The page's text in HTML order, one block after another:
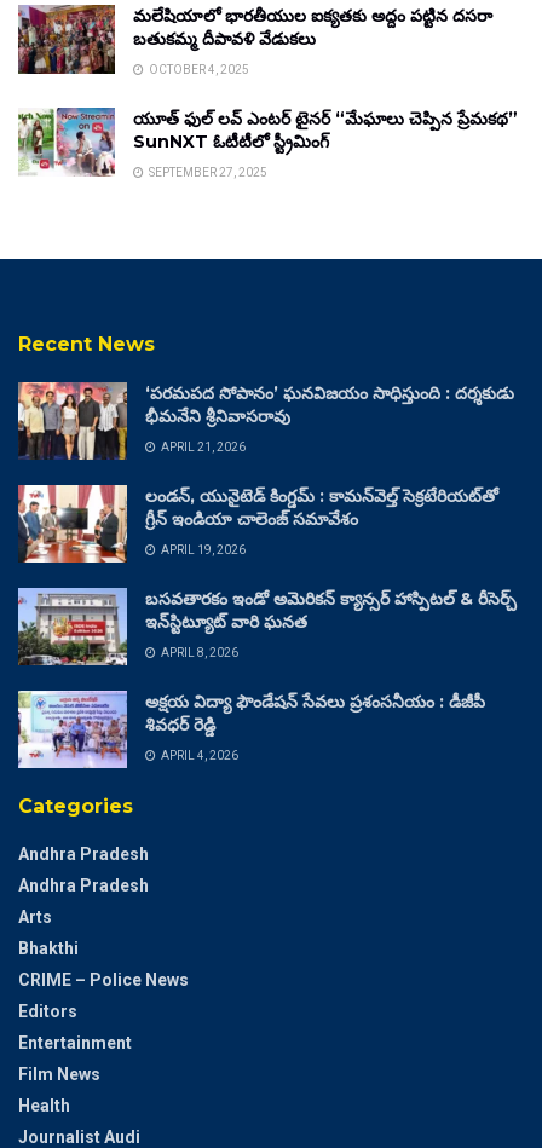
మలేషియాలో భారతీయుల ఐక్యతకు అద్దం పట్టిన దసరా
బతుకమ్మ దీపావళి వేడుకలు
OCTOBER 4, 2025
యూత్ ఫుల్ లవ్ ఎంటర్ టైనర్ “మేఘాలు చెప్పిన ప్రేమకథ”
SunNXT ఓటీటీలో స్ట్రీమింగ్
SEPTEMBER 27, 2025
Recent News
‘పరమపద సోపానం’ ఘనవిజయం సాధిస్తుంది : దర్శకుడు
భీమనేని శ్రీనివాసరావు
APRIL 21, 2026
లండన్, యునైటెడ్ కింగ్డమ్ : కామన్‌వెల్త్ సెక్రటేరియట్‌తో
గ్రీన్ ఇండియా చాలెంజ్ సమావేశం
APRIL 19, 2026
బసవతారకం ఇండో అమెరికన్ క్యాన్సర్ హాస్పిటల్ & రీసెర్చ్
ఇన్‌స్టిట్యూట్ వారి ఘనత
APRIL 8, 2026
అక్షయ విద్యా ఫౌండేషన్ సేవలు ప్రశంసనీయం : డీజీపీ
శివధర్ రెడ్డి
APRIL 4, 2026
Categories
Andhra Pradesh
Andhra Pradesh
Arts
Bhakthi
CRIME – Police News
Editors
Entertainment
Film News
Health
Journalist Audi